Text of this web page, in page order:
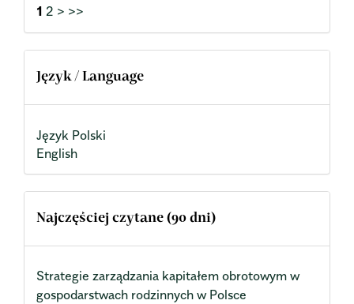
1 2 > >>
Język / Language
Język Polski
English
Najczęściej czytane (90 dni)
Strategie zarządzania kapitałem obrotowym w
gospodarstwach rodzinnych w Polsce